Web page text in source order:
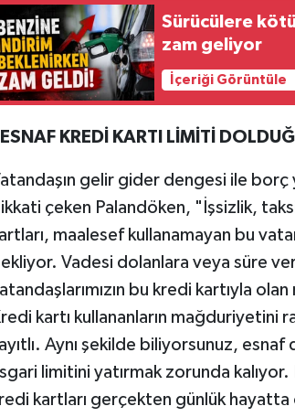
Sürücülere
zam geliyor
İçeriği Görüntüle
KREDİ KARTI LİMİTİ
gelir gider dengesi ile borç
çeken Palandöken, "İşsizlik,
maalesef kullanamayan bu
Vadesi dolanlara veya süre
bu kredi kartıyla
kartı kullananların mağduriyetini
Aynı şekilde biliyorsunuz,
limitini yatırmak zorunda kalıyor.
kartları gerçekten günlük